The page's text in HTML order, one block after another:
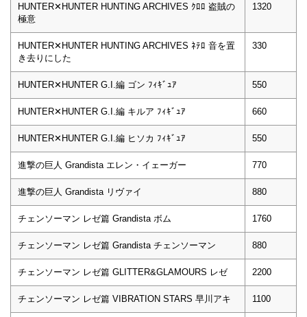
HUNTER✕HUNTER HUNTING ARCHIVES ｸﾛﾛ 盗賊の
極意
1320
HUNTER✕HUNTER HUNTING ARCHIVES ﾈﾃﾛ 音を置
き去りにした
330
HUNTER✕HUNTER G.I.編 ゴン ﾌｨｷﾞｭｱ 550
HUNTER✕HUNTER G.I.編 キルア ﾌｨｷﾞｭｱ 660
HUNTER✕HUNTER G.I.編 ヒソカ ﾌｨｷﾞｭｱ 550
進撃の巨人 Grandista エレン・イェーガー 770
進撃の巨人 Grandista リヴァイ 880
チェンソーマン レゼ篇 Grandista ボム 1760
チェンソーマン レゼ篇 Grandista チェンソーマン 880
チェンソーマン レゼ篇 GLITTER&GLAMOURS レゼ 2200
チェンソーマン レゼ篇 VIBRATION STARS 早川アキ 1100